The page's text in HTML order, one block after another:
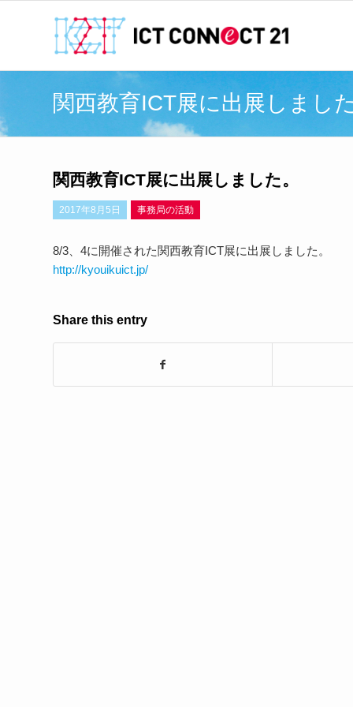
関西教育ICT展に出展しました
関西教育ICT展に出展しました。
2017年8月5日 事務局の活動
8/3、4に開催された関西教育ICT展に出展しました。
http://kyouikuict.jp/
Share this entry